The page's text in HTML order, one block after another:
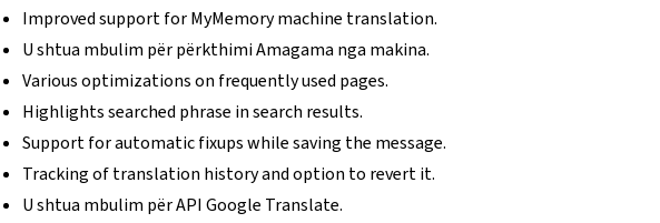
Improved support for MyMemory machine translation.
U shtua mbulim për përkthimi Amagama nga makina.
Various optimizations on frequently used pages.
Highlights searched phrase in search results.
Support for automatic fixups while saving the message.
Tracking of translation history and option to revert it.
U shtua mbulim për API Google Translate.